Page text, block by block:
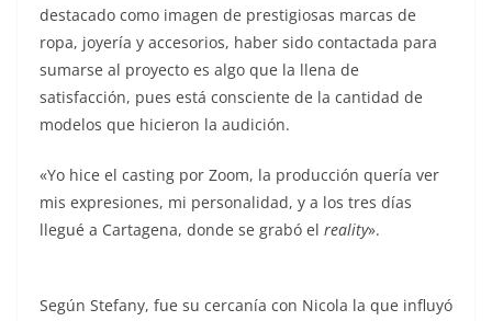
destacado como imagen de prestigiosas marcas de
ropa, joyería y accesorios, haber sido contactada para
sumarse al proyecto es algo que la llena de
satisfacción, pues está consciente de la cantidad de
modelos que hicieron la audición.
«Yo hice el casting por Zoom, la producción quería ver
mis expresiones, mi personalidad, y a los tres días
llegué a Cartagena, donde se grabó el reality».
Según Stefany, fue su cercanía con Nicola la que influyó